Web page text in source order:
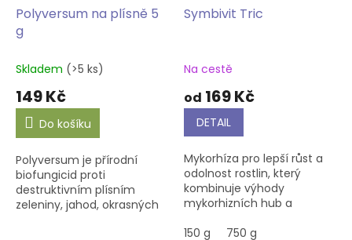
Polyversum na plísně 5
g
Skladem (>5 ks)
149 Kč
Do košíku
Polyversum je přírodní
biofungicid proti
destruktivním plísním
zeleniny, jahod, okrasných
Symbivit Tric
Na cestě
od 169 Kč
DETAIL
Mykorhíza pro lepší růst a
odolnost rostlin, který
kombinuje výhody
mykorhizních hub a
harzianum.
150 g 750 g